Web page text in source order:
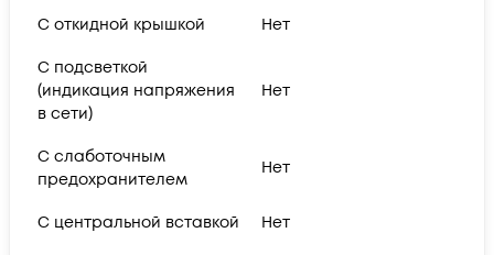
С откидной крышкой Нет
С подсветкой
(индикация напряжения
в сети)
Нет
С слаботочным
предохранителем
Нет
С центральной вставкой Нет